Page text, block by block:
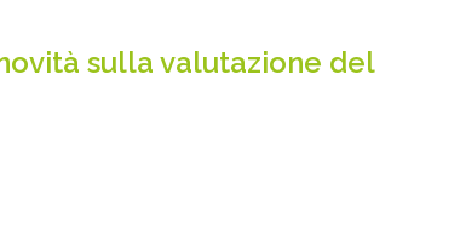
sulla valutazione del